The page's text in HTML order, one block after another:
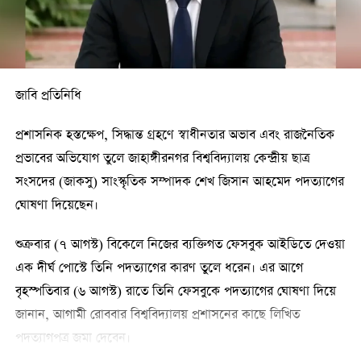
তাঁর খালাতো বোনের ছবিও। এছাড়া অনেক প্রেমিকের সঙ্গে এমনটা
সম্পর্ক রয়েছে। অন্তত লাখের কাছাকাছি টাকা দিয়েছি।
অভিযুক্ত শিক্ষার্থী বলেন, আমাকে খুশি করার জন্যই হয়তো কিছু উপহার
দিয়েছিল। কিন্তু পরে সে বান্ধবীদের কাছে দাবি করেছে যে, সে আমার
জানাল, আমি বলেছিলাম ঠিক আছে, দেশে এলে দেখা হবে। সে দেশে
আসার পর কুষ্টিয়ার দিশা টাওয়ারে আমাদের দেখাও হয়। তখন আমার
রুমের বান্ধবীরা খুব উচ্ছ্বসিত ছিল এবং সেখানে আমার আরেকজন ছেলে
বন্ধুও উপস্থিত ছিল। বান্ধবীরা তখন আমাকে চাপ দেয় ওকে বিয়ে করার
সবার সামনে কথা হয়েছিল যে, আমি বাসায় গিয়ে তার বিষয়ে কথা
বলব, কারণ ছেলেটিকে আমার ভালোই লেগেছিল।
প্রসঙ্গত, অভিযুক্ত শিক্ষার্থী (ঐশী) হলে অবস্থানরত কয়েকজন ছাত্রীর
ব্যক্তিগত মুহূর্তের ছবি তাদের অনুমতি ছাড়াই আবিদ নামে
জাবি প্রতিনিধি
প্রশাসনিক হস্তক্ষেপ, সিদ্ধান্ত গ্রহণে স্বাধীনতার অভাব এবং রাজনৈতিক
প্রভাবের অভিযোগ তুলে জাহাঙ্গীরনগর বিশ্ববিদ্যালয় কেন্দ্রীয় ছাত্র
সংসদের (জাকসু) সাংস্কৃতিক সম্পাদক শেখ জিসান আহমেদ পদত্যাগের
ঘোষণা দিয়েছেন।
শুক্রবার (৭ আগস্ট) বিকেলে নিজের ব্যক্তিগত ফেসবুক আইডিতে দেওয়া
এক দীর্ঘ পোস্টে তিনি পদত্যাগের কারণ তুলে ধরেন। এর আগে
বৃহস্পতিবার (৬ আগস্ট) রাতে তিনি ফেসবুকে পদত্যাগের ঘোষণা দিয়ে
জানান, আগামী রোববার বিশ্ববিদ্যালয় প্রশাসনের কাছে লিখিত
পদত্যাগপত্র জমা দেবেন।